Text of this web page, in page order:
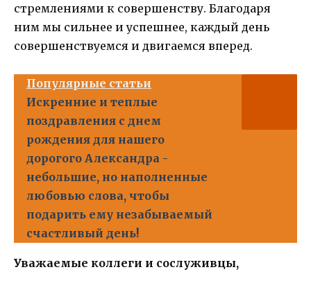
стремлениями к совершенству. Благодаря
ним мы сильнее и успешнее, каждый день
совершенствуемся и двигаемся вперед.
Популярные статьи
Искренние и теплые
поздравления с днем
рождения для нашего
дорогого Александра -
небольшие, но наполненные
любовью слова, чтобы
подарить ему незабываемый
счастливый день!
Уважаемые коллеги и сослуживцы,